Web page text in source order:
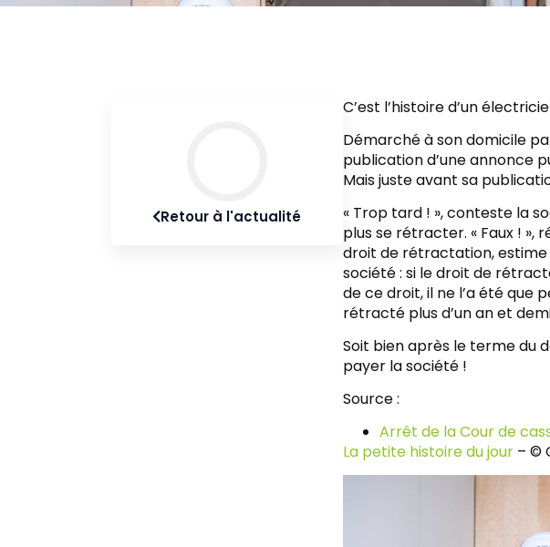
Retour à l'actualité
C’est l’histoire d’un
Démarché à son domicile
publication d’une annonce
Mais juste avant sa
« Trop tard ! », conteste la
plus se rétracter. « Faux ! »,
droit de rétractation, estime
société : si le droit de
de ce droit, il ne l’a été que
rétracté plus d’un an et
Soit bien après le terme du
payer la société !
Source :
Arrêt de la Cour de
La petite histoire du jour– ©